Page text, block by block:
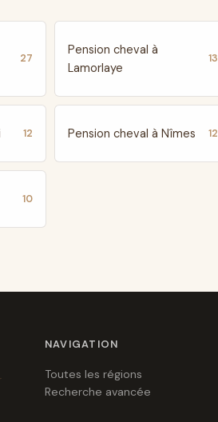
27
Pension cheval à
Lamorlaye
13
12 Pension cheval à Nîmes 12
10
NAVIGATION
Toutes les régions
Recherche avancée